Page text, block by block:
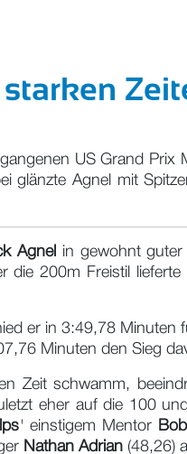
US Grand Prix
glänzte Agnel mit
Agnel
in gewohnt guter
200m Freistil
er in 3:49,78
Minuten den Sieg
schwamm,
eher auf die 100
' einstigem Mentor
Nathan Adrian (48,26)